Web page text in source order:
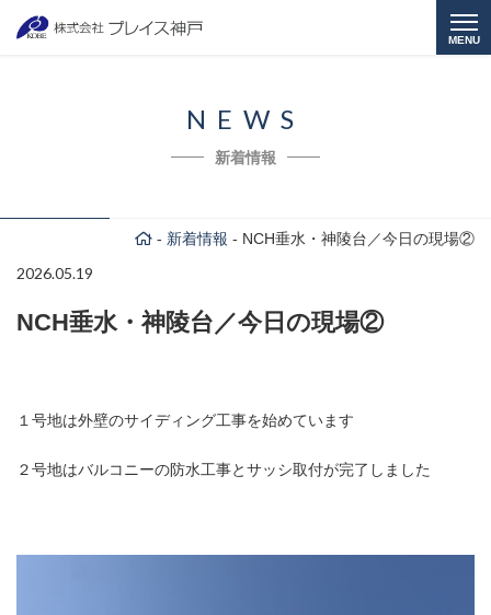
MENU
NEWS
新着情報
- 新着情報 - NCH垂水・神陵台／今日の現場②
2026.05.19
NCH垂水・神陵台／今日の現場②
１号地は外壁のサイディング工事を始めています
２号地はバルコニーの防水工事とサッシ取付が完了しました